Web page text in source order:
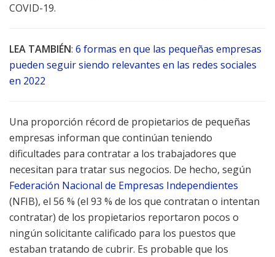
COVID-19.
LEA TAMBIÉN: 6 formas en que las pequeñas empresas
pueden seguir siendo relevantes en las redes sociales
en 2022
Una proporción récord de propietarios de pequeñas
empresas informan que continúan teniendo
dificultades para contratar a los trabajadores que
necesitan para tratar sus negocios. De hecho, según
Federación Nacional de Empresas Independientes
(NFIB), el 56 % (el 93 % de los que contratan o intentan
contratar) de los propietarios reportaron pocos o
ningún solicitante calificado para los puestos que
estaban tratando de cubrir. Es probable que los